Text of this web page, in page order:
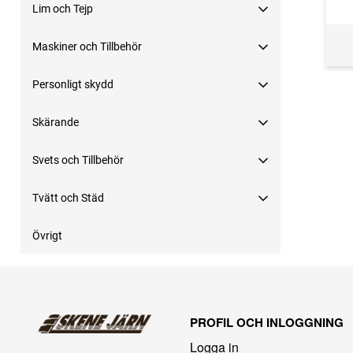
Lim och Tejp
Maskiner och Tillbehör
Personligt skydd
Skärande
Svets och Tillbehör
Tvätt och Städ
Övrigt
PROFIL OCH INLOGGNING
Logga in